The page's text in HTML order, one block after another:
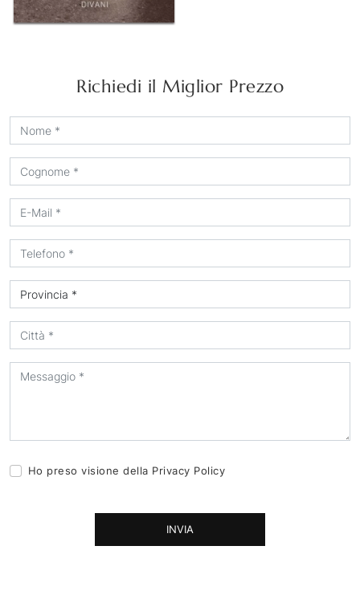
Richiedi il Miglior Prezzo
Ho preso visione della Privacy Policy
INVIA